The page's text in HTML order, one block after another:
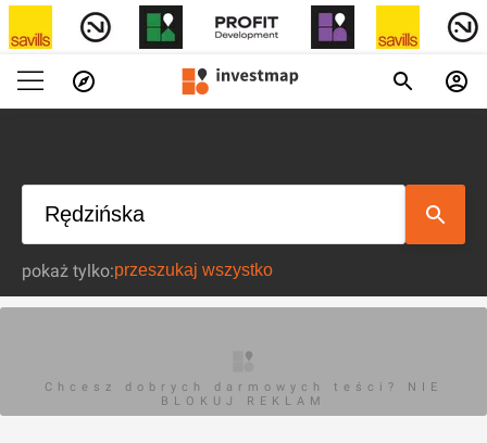
pokaż tylko:
Chcesz dobrych darmowych teści? NIE
BLOKUJ REKLAM